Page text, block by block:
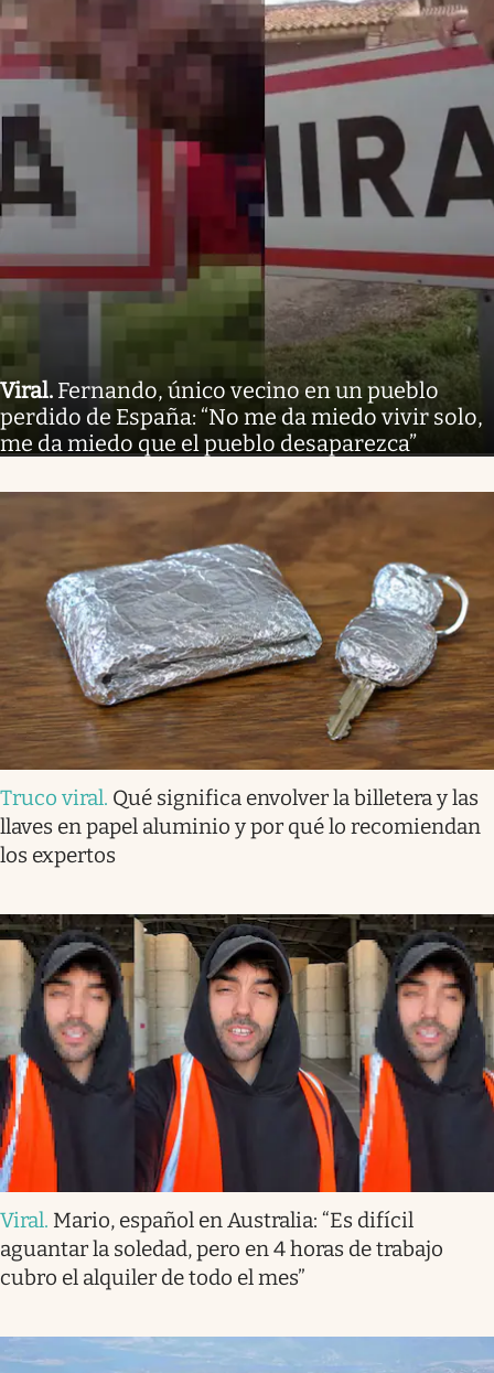
Viral. Fernando, único vecino en un pueblo
perdido de España: “No me da miedo vivir solo,
me da miedo que el pueblo desaparezca”
Truco viral. Qué significa envolver la billetera y las
llaves en papel aluminio y por qué lo recomiendan
los expertos
Viral. Mario, español en Australia: “Es difícil
aguantar la soledad, pero en 4 horas de trabajo
cubro el alquiler de todo el mes”